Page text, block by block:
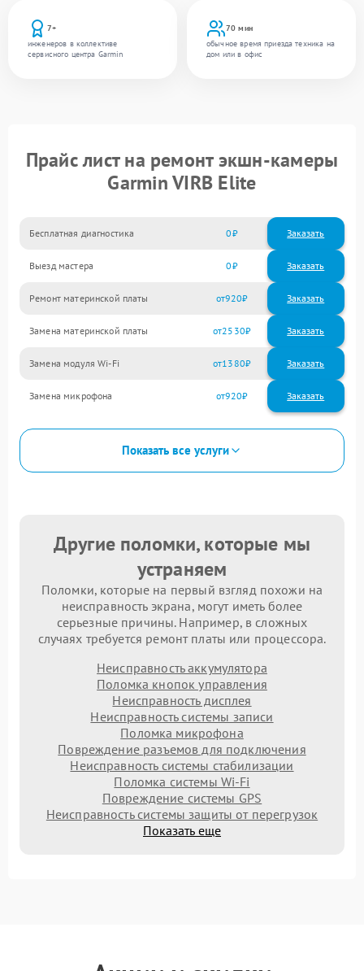
7+
инженеров в коллективе
сервисного центра Garmin
70 мин
обычное время приезда техника на
дом или в офис
Прайс лист на ремонт экшн-камеры
Garmin VIRB Elite
Бесплатная диагностика 0 Заказать
Выезд мастера 0 Заказать
Ремонт материнской платы 920
Замена материнской платы 2530
Замена модуля Wi-Fi 1380
Замена микрофона 920
Показать все услуги
Другие поломки, которые мы
устраняем
Поломки, которые на первый взгляд похожи на
неисправность экрана, могут иметь более
серьезные причины. Например, в сложных
случаях требуется ремонт платы или процессора.
Неисправность аккумулятора
Поломка кнопок управления
Неисправность дисплея
Неисправность системы записи
Поломка микрофона
Повреждение разъемов для подключения
Неисправность системы стабилизации
Поломка системы Wi-Fi
Повреждение системы GPS
Неисправность системы защиты от перегрузок
Показать еще